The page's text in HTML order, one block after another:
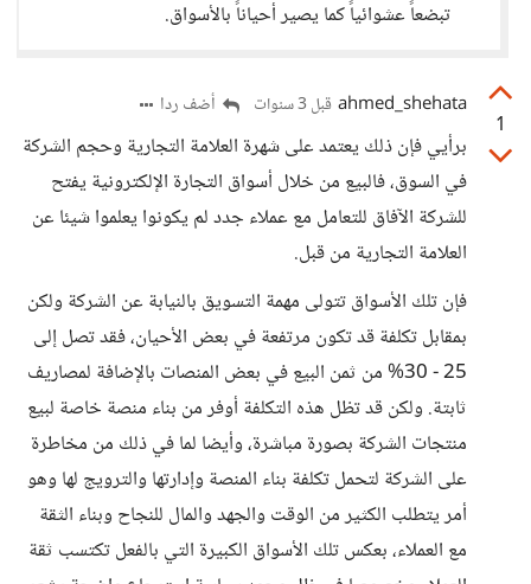
تبضعاً عشوائياً كما يصير أحياناً بالأسواق.
1
ahmed_shehata قبل 3 سنوات أضف ردا
برأيي فإن ذلك يعتمد على شهرة العلامة التجارية وحجم الشركة
في السوق، فالبيع من خلال أسواق التجارة الإلكترونية يفتح
للشركة الآفاق للتعامل مع عملاء جدد لم يكونوا يعلموا شيئا عن
العلامة التجارية من قبل.
فإن تلك الأسواق تتولى مهمة التسويق بالنيابة عن الشركة ولكن
بمقابل تكلفة قد تكون مرتفعة في بعض الأحيان، فقد تصل إلى
25 - 30% من ثمن البيع في بعض المنصات بالإضافة لمصاريف
ثابتة. ولكن قد تظل هذه التكلفة أوفر من بناء منصة خاصة لبيع
منتجات الشركة بصورة مباشرة، وأيضا لما في ذلك من مخاطرة
على الشركة لتحمل تكلفة بناء المنصة وإدارتها والترويج لها وهو
أمر يتطلب الكثير من الوقت والجهد والمال للنجاح وبناء الثقة
مع العملاء، بعكس تلك الأسواق الكبيرة التي بالفعل تكتسب ثقة